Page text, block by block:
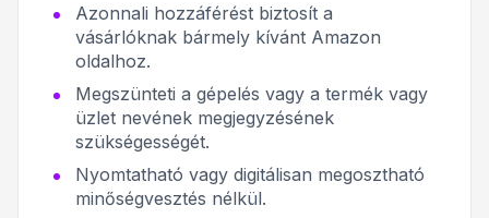
Azonnali hozzáférést biztosít a
vásárlóknak bármely kívánt Amazon
oldalhoz.
Megszünteti a gépelés vagy a termék vagy
üzlet nevének megjegyzésének
szükségességét.
Nyomtatható vagy digitálisan megosztható
minőségvesztés nélkül.